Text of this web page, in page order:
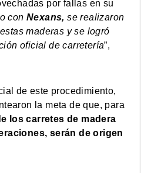
por fallas en su
conNexans,se realizaron
maderas y se logró
oficial de carretería”,
de este procedimiento,
la meta de que, para
los carretes de madera
serán de origen